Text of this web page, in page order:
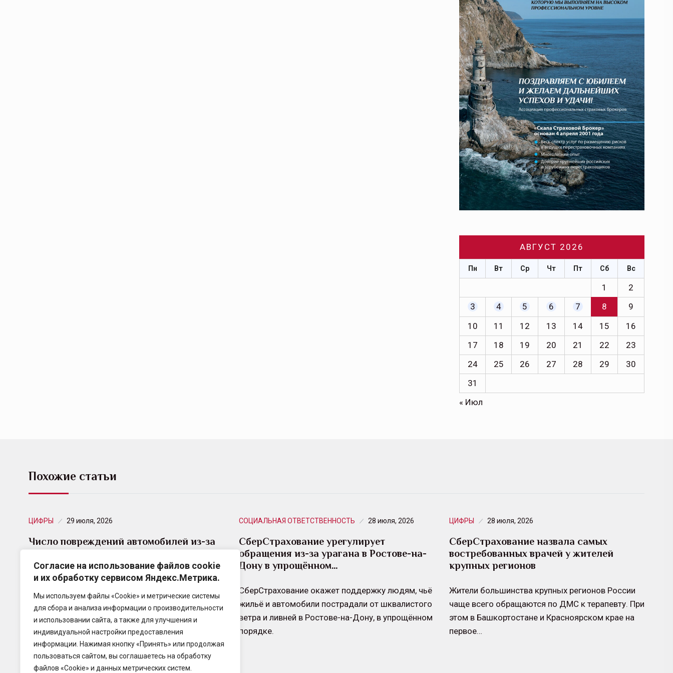
Согласие на использование файлов cookie
и их обработку сервисом Яндекс.Метрика.
Мы используем файлы «Cookie» и метрические системы
для сбора и анализа информации о производительности
и использовании сайта, а также для улучшения и
индивидуальной настройки предоставления
информации. Нажимая кнопку «Принять» или продолжая
пользоваться сайтом, вы соглашаетесь на обработку
файлов «Cookie» и данных метрических систем.
АВГУСТ 2026
Пн Вт Ср Чт Пт Сб Вс
1
2
3
4 5 6 7 8
9
10
11 12 13 14 15
16
17
18 19 20 21 22
23
24
25 26 27 28 29
30
31
« Июл
Похожие статьи
ЦИФРЫ 29 июля, 2026
Число повреждений автомобилей из-за
падения деревьев и других предметов…
Специалисты СберСтрахования
проанализировали обращения клиентов по каско
за январь–июнь 2026 года и выяснили, что число
повреждений автомобилей из-за падения
деревьев, ветвей,…
СОЦИАЛЬНАЯ ОТВЕТСТВЕННОСТЬ 28 июля, 2026
СберСтрахование урегулирует
обращения из-за урагана в Ростове-на-
Дону в упрощённом…
СберСтрахование окажет поддержку людям, чьё
жильё и автомобили пострадали от шквалистого
ветра и ливней в Ростове-на-Дону, в упрощённом
порядке.
ЦИФРЫ 28 июля, 2026
СберСтрахование назвала самых
востребованных врачей у жителей
крупных регионов
Жители большинства крупных регионов России
чаще всего обращаются по ДМС к терапевту. При
этом в Башкортостане и Красноярском крае на
первое…